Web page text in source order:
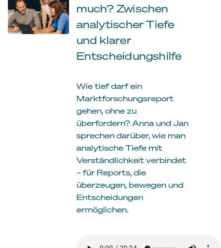
much? Zwischen
analytischer Tiefe
und klarer
Entscheidungshilfe
Wie tief darf ein
Marktforschungsreport
gehen, ohne zu
überfordern? Anna und Jan
sprechen darüber, wie man
analytische Tiefe mit
Verständlichkeit verbindet
– für Reports, die
überzeugen, bewegen und
Entscheidungen
ermöglichen.